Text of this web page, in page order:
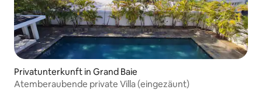
Privatunterkunft in Grand Baie
Atemberaubende private Villa (eingezäunt)